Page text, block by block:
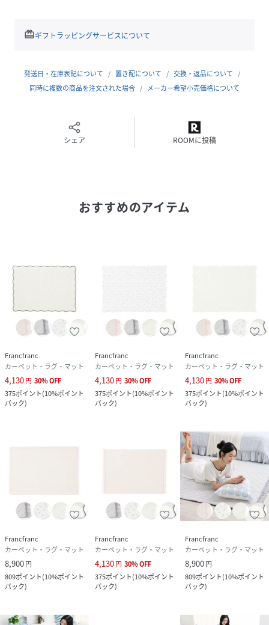
■撥水加工:無
■こたつの対応:不可
■抗菌加工:無
■素材の特性上、直射日光やライトに長時間照らされると変
色する場合があります。
■濡れた状態で長時間放置しないでください。
■繰り返しの洗濯や保管状況により劣化する場合がありま
■高温多湿状況での使用や保管はお避けください。
■裏面は滑り止め加工をしております。長時間同じ場所で使
用されますと、裏面の色や樹脂が床に移る恐れがありますの
で、定期的に点検し位置を変えてご使用ください。
■原産国:中国
性別タイプ ユニセックス
素材
表側:ナイロン45%・ポリエステル45%・ポリウ
レタン10%、フリル:ポリエステル100% 、中材:
ポリエステル・ウレタンフォーム、裏面:不織布
サイズ フリー
品番
RW0102_1102090107023
1102090107023-LGY-F RW0102)
redeemギフトラッピングサービスについて
発送日・在庫表記について 置き配について
交換・返品について
同時に複数の商品を注文された場合
メーカー希望小売価格について
シェア ROOMに投稿
おすすめのアイテム
Francfranc
カーペット・ラグ・マット
4,130円 30%OFF
375ポイント(10%ポイント
バック)
Francfranc
カーペット・ラグ・マット
4,130円 30%OFF
375ポイント(10%ポイント
バック)
Francfranc
カーペット・ラグ・マット
4,130円 30%OFF
375ポイント(10%ポイント
バック)
Francfranc
カーペット・ラグ・マット
8,900円
809ポイント(10%ポイント
バック)
Francfranc
カーペット・ラグ・マット
4,130円 30%OFF
375ポイント(10%ポイント
バック)
Francfranc
カーペット・ラグ・マット
8,900円
809ポイント(10%ポイント
バック)